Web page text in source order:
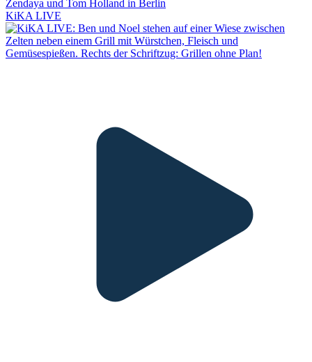
Zendaya und Tom Holland in Berlin
KiKA LIVE